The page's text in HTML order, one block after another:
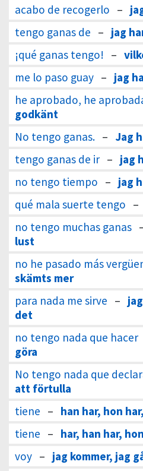
acabo de recogerlo –
tengo ganas de – jag
¡qué ganas tengo! –
me lo paso guay – jag
he aprobado, he
godkänt
No tengo ganas. – Jag
tengo ganas de ir – jag
no tengo tiempo – jag
qué mala suerte tengo –
no tengo muchas ganas
lust
no he pasado más
skämts mer
para nada me sirve –
det
no tengo nada que hacer
göra
No tengo nada que
att förtulla
tiene – han har, hon
tiene – har, han har,
voy – jag kommer, jag